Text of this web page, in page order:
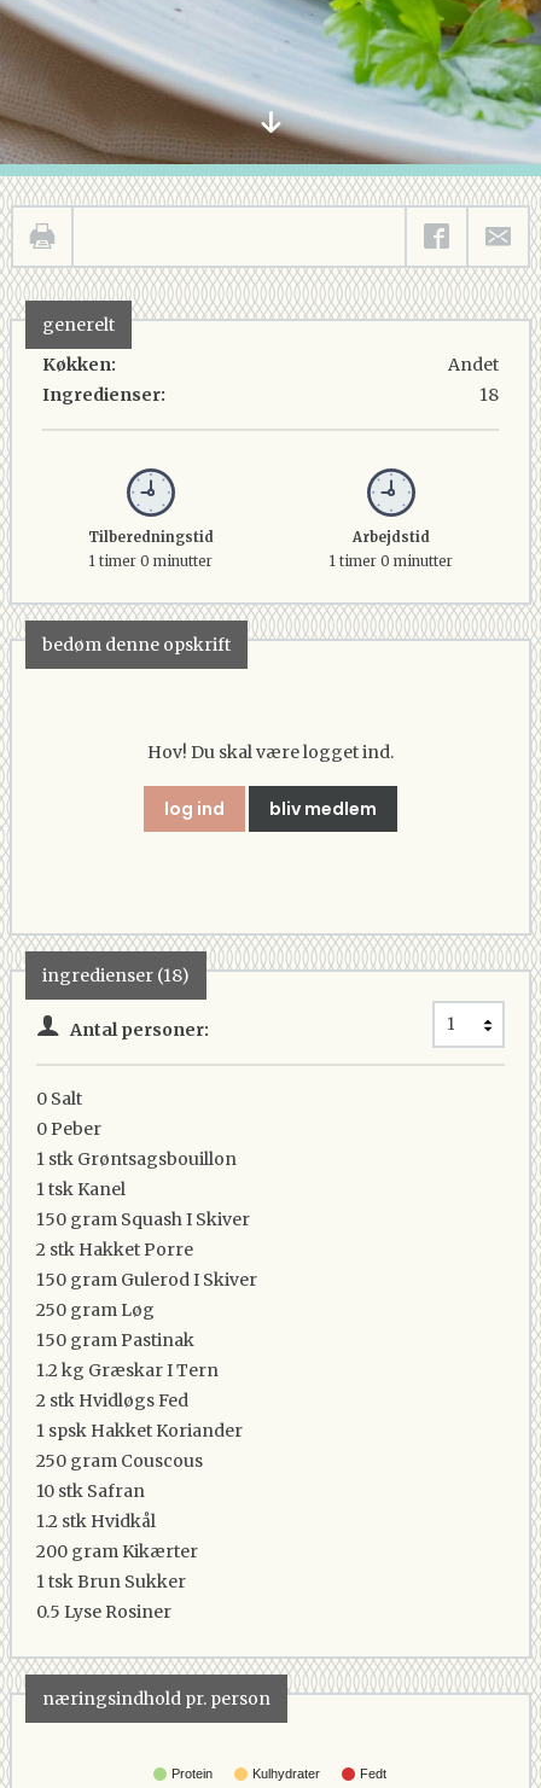
generelt
Køkken:
Ingredienser:
Andet
18
Tilberedningstid
1 timer 0 minutter
Arbejdstid
1 timer 0 minutter
bedøm denne opskrift
Hov! Du skal være logget ind.
log ind bliv medlem
ingredienser (18)
Antal personer:
0 Salt
0Peber
1 stk Grøntsagsbouillon
1 tsk Kanel
150 gram Squash I Skiver
2 stk Hakket Porre
150 gram Gulerod I Skiver
250 gram Løg
150 gramPastinak
1.2 kg Græskar I Tern
2 stk Hvidløgs Fed
1 spsk Hakket Koriander
250 gram Couscous
10 stk Safran
1.2 stk Hvidkål
200 gram Kikærter
1 tskBrun Sukker
0.5 Lyse Rosiner
næringsindhold pr. person
Protein Kulhydrater Fedt